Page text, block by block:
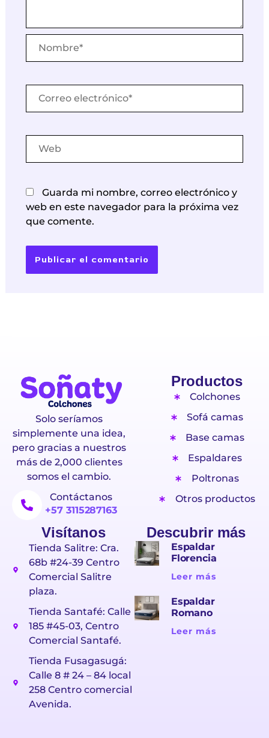
Guarda mi nombre, correo electrónico y
web en este navegador para la próxima vez
que comente.
Solo seríamos
simplemente una idea,
pero gracias a nuestros
más de 2,000 clientes
somos el cambio.
Contáctanos
+57 3115287163
Productos
Colchones
Sofá camas
Base camas
Espaldares
Poltronas
Otros productos
Visítanos
Tienda Salitre: Cra.
68b #24-39 Centro
Comercial Salitre
plaza.
Tienda Santafé: Calle
185 #45-03, Centro
Comercial Santafé.
Tienda Fusagasugá:
Calle 8 # 24 – 84 local
258 Centro comercial
Avenida.
Descubrir más
Espaldar
Florencia
Leer más
Espaldar
Romano
Leer más